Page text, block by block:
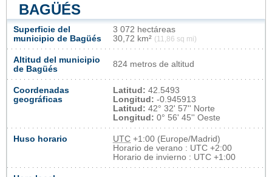
BAGÜÉS
Superficie del
municipio de Bagüés
3 072 hectáreas
30,72 km² (11,86 sq mi)
Altitud del municipio
de Bagüés
824 metros de altitud
Coordenadas
geográficas
Latitud: 42.5493
Longitud: -0.945913
Latitud: 42° 32' 57'' Norte
Longitud: 0° 56' 45'' Oeste
Huso horario UTC +1:00 (Europe/Madrid)
Horario de verano : UTC +2:00
Horario de invierno : UTC +1:00